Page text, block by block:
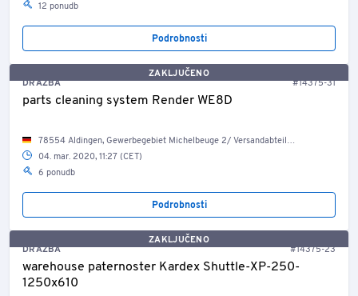
12 ponudb
Podrobnosti
ZAKLJUČENO
DRAŽBA
#14375-31
parts cleaning system Render WE8D
78554 Aldingen, Gewerbegebiet Michelbeuge 2/ Versandabteilung
04. mar. 2020, 11:27 (CET)
6 ponudb
Podrobnosti
ZAKLJUČENO
DRAŽBA
#14375-23
warehouse paternoster Kardex Shuttle-XP-250-
1250x610